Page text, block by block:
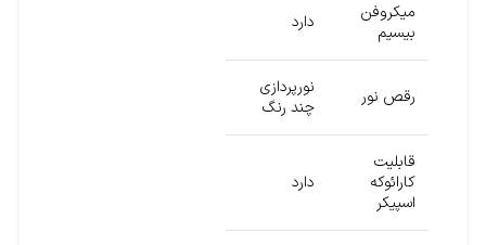
میکروفن
بیسیم
دارد
رقص نور
نورپردازی
چند رنگ
قابلیت
کارائوکه
اسپیکر
دارد